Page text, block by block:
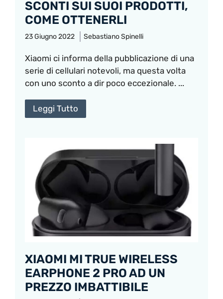
SCONTI SUI SUOI PRODOTTI,
COME OTTENERLI
23 Giugno 2022 Sebastiano Spinelli
Xiaomi ci informa della pubblicazione di una
serie di cellulari notevoli, ma questa volta
con uno sconto a dir poco eccezionale. ...
Leggi Tutto
XIAOMI MI TRUE WIRELESS
EARPHONE 2 PRO AD UN
PREZZO IMBATTIBILE